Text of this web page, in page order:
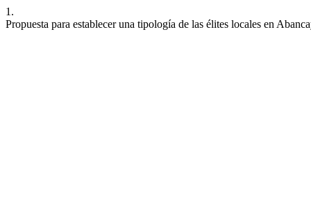
1.
Propuesta para establecer una tipología de las élites locales en